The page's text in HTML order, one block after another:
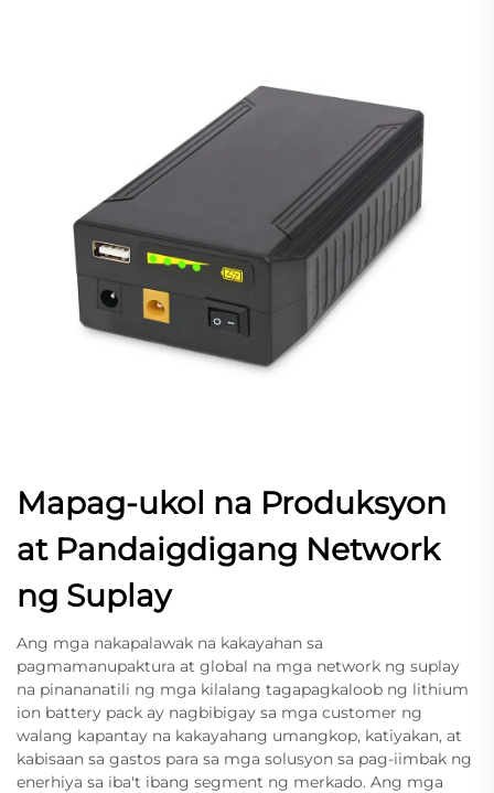
Mapag-ukol na Produksyon
at Pandaigdigang Network
ng Suplay
Ang mga nakapalawak na kakayahan sa
pagmamanupaktura at global na mga network ng suplay
na pinananatili ng mga kilalang tagapagkaloob ng lithium
ion battery pack ay nagbibigay sa mga customer ng
walang kapantay na kakayahang umangkop, katiyakan, at
kabisaan sa gastos para sa mga solusyon sa pag-iimbak ng
enerhiya sa iba't ibang segment ng merkado. Ang mga